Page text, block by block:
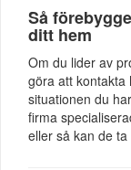
Så
ditt hem
Om du lider av
göra att kontakta
situationen du
firma
eller så kan de